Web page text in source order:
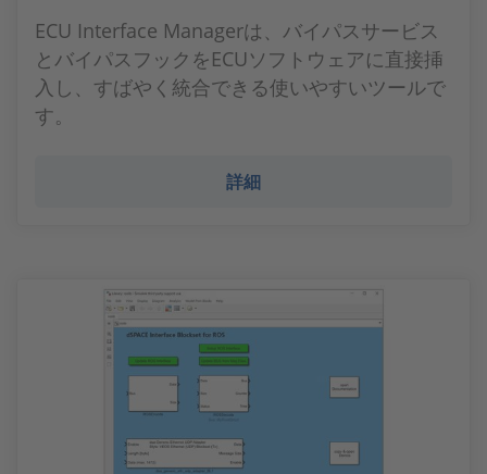
ECU Interface Managerは、バイパスサービス
とバイパスフックをECUソフトウェアに直接挿
入し、すばやく統合できる使いやすいツールで
す。
詳細